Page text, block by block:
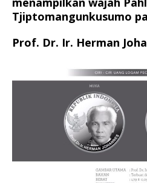
Tjiptomangunkusumo
Prof. Dr. Ir. Herman